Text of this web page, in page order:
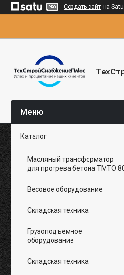
Создать сайт на
Каталог
Масляный трансформатор
для прогрева бетона ТМТО
Весовое оборудование
Складская техника
Грузоподъемное
оборудование
Складская техника